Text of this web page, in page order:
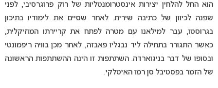
הוא החל להלחין יצירות אינסטרומנטליות של רוק פרוגרסיבי, לפני
שפנה לכיוון של כתיבה שירית. לאחר שסיים את לימודיו בתיכון
בגרוסטו, עבר למילאנו עם מטרה לפתח את קריירתו המוזיקלית,
כאשר התגורר בתחילה ליד נבגליו פאבזה, לאחר מכן בוויה ריפמונטי
ובסופו של דבר בניגוארדה. השתתפות זו הינה ההשתתפות הראשונה
של הזמר בפסטיבל סן רמו האיטלקי.